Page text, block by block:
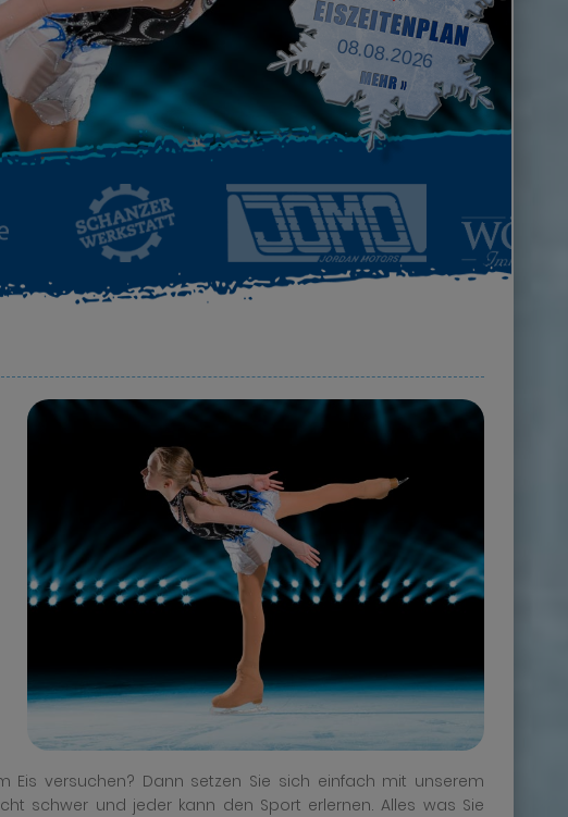
08.08.2026
versuchen? Dann setzen Sie sich einfach mit unserem
schwer und jeder kann den Sport erlernen. Alles was Sie